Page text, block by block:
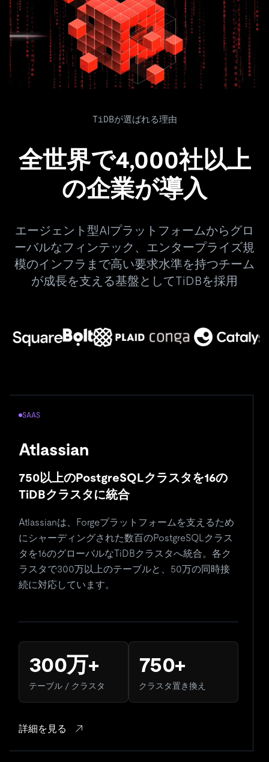
TiDBが選ばれる理由
全世界で4,000社以上
の企業が導入
エージェント型AIプラットフォームからグロ
ーバルなフィンテック、エンタープライズ規
模のインフラまで高い要求水準を持つチーム
が成長を支える基盤としてTiDBを採用
Dify
50万のデータベースコンテナを単一基盤
に統合
約50万のコンテナを単一のTiDB Cloudインスタン
スに置き換え、ベクトル・ドキュメント・リレー
ショナルデータを統合。オープンソースのLLMプ
ラットフォームを支えています。
~50万
コンテナを置き換え
90%
運用オーバーヘッド削
減
詳細を見る